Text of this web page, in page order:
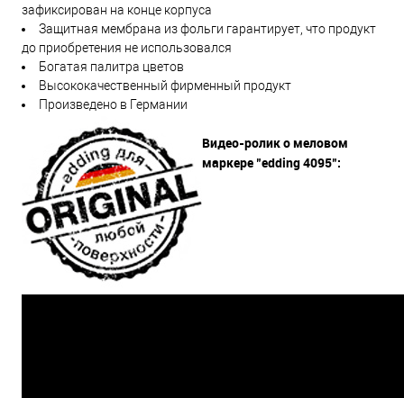
зафиксирован на конце корпуса
Защитная мембрана из фольги гарантирует, что продукт
до приобретения не использовался
Богатая палитра цветов
Высококачественный фирменный продукт
Произведено в Германии
Видео-ролик о меловом
маркере "edding 4095":